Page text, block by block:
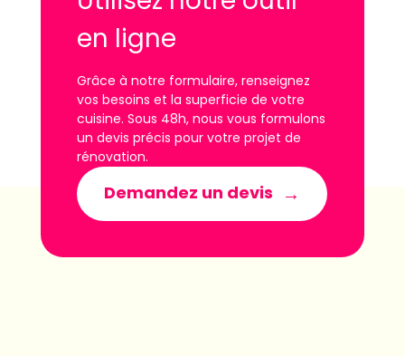
en ligne
Grâce à notre formulaire, renseignez
vos besoins et la superficie de votre
cuisine. Sous 48h, nous vous formulons
un devis précis pour votre projet de
rénovation.
Demandez un devis